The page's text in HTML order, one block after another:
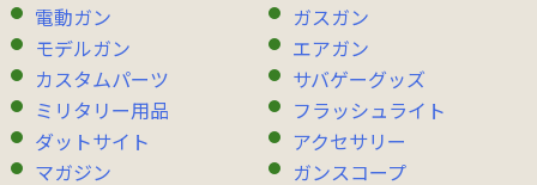
電動ガン
ガスガン
モデルガン
エアガン
カスタムパーツ
サバゲーグッズ
ミリタリー用品
フラッシュライト
ダットサイト
アクセサリー
マガジン
ガンスコープ